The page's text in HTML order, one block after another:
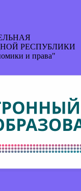
РЕСПУБЛИКИ
и права"